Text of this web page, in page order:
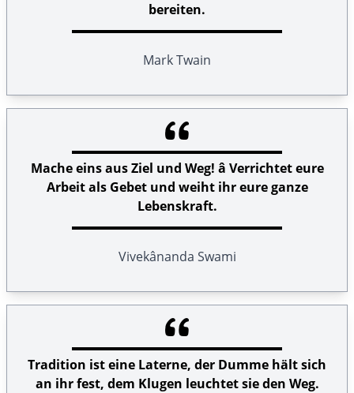
bereiten.
Mark Twain
Mache eins aus Ziel und Weg! â Verrichtet eure
Arbeit als Gebet und weiht ihr eure ganze
Lebenskraft.
Vivekânanda Swami
Tradition ist eine Laterne, der Dumme hält sich
an ihr fest, dem Klugen leuchtet sie den Weg.